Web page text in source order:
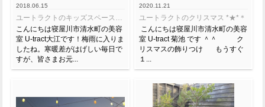
2018.06.15
ユートラクトのキッズスペースが新しく生まれ変わります☆
こんにちは寝屋川市清水町の美容
室 U-tract大江です！梅雨に入りま
したね。寒暖差がはげしい毎日で
すが、皆さまお元...
2020.11.21
ユートラクトのクリスマス *★*＊
こんにちは寝屋川市清水町の美容
室 U-tract 菊池 です ＾＾ ク
リスマスの飾りつけ もうすぐ
１...